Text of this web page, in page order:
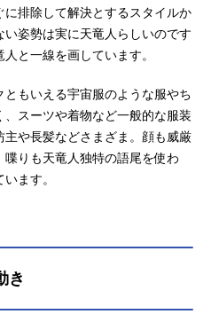
排除して解決とするスタイルか
姿勢は実に天竜人らしいのです
と一線を画しています。
もいえる宇宙服のような服やち
、スーツや着物など一般的な服装
や長髪などさまざま。顔も威厳
りも天竜人独特の語尾を使わ
ます。
き